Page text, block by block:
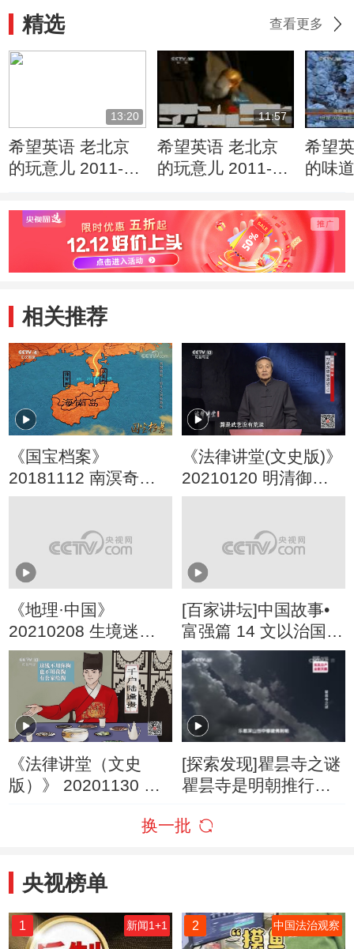
精选 查看更多
13:20
希望英语 老北京
的玩意儿 2011-
11:57
希望英语 老北京
的玩意儿 2011-
希望
的味
相关推荐
《国宝档案》
20181112 南溟奇甸
——仙凡之间有奇岛
《法律讲堂(文史版)》
20210120 明清御批
案·打虎英雄被凌迟
《地理·中国》
20210208 生境迷踪·
野狼谜巷 上
[百家讲坛]中国故事•
富强篇 14 文以治国
朱元璋给诸子分封王
位和土地
《法律讲堂（文史
版）》 20201130 明
[探索发现]瞿昙寺之谜
瞿昙寺是明朝推行政
换一批
央视榜单
1 新闻1+1 2 中国法治观察